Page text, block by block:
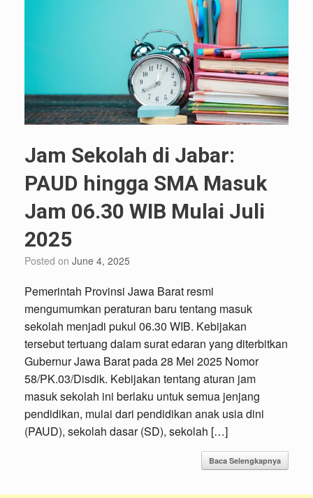
Jam Sekolah di Jabar:
PAUD hingga SMA Masuk
Jam 06.30 WIB Mulai Juli
2025
Posted on June 4, 2025
Pemerintah Provinsi Jawa Barat resmi
mengumumkan peraturan baru tentang masuk
sekolah menjadi pukul 06.30 WIB. Kebijakan
tersebut tertuang dalam surat edaran yang diterbitkan
Gubernur Jawa Barat pada 28 Mei 2025 Nomor
58/PK.03/Disdik. Kebijakan tentang aturan jam
masuk sekolah ini berlaku untuk semua jenjang
pendidikan, mulai dari pendidikan anak usia dini
(PAUD), sekolah dasar (SD), sekolah […]
Baca Selengkapnya